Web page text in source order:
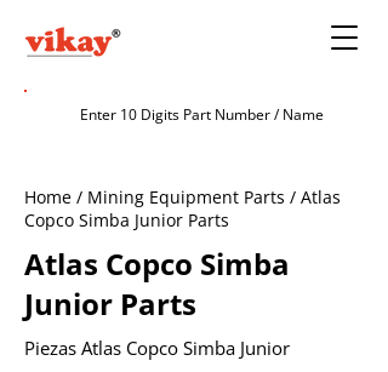
Home / Mining Equipment Parts / Atlas
Copco Simba Junior Parts
Atlas Copco Simba
Junior Parts
Piezas Atlas Copco Simba Junior